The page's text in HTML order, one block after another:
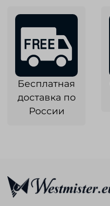
Бесплатная
доставка по
России